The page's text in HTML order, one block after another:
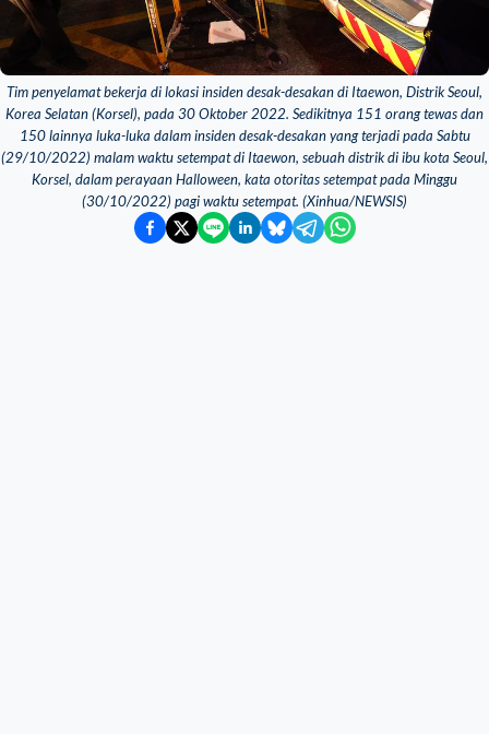
Tim penyelamat bekerja di lokasi insiden desak-desakan di Itaewon, Distrik Seoul,
Korea Selatan (Korsel), pada 30 Oktober 2022. Sedikitnya 151 orang tewas dan
150 lainnya luka-luka dalam insiden desak-desakan yang terjadi pada Sabtu
(29/10/2022) malam waktu setempat di Itaewon, sebuah distrik di ibu kota Seoul,
Korsel, dalam perayaan Halloween, kata otoritas setempat pada Minggu
(30/10/2022) pagi waktu setempat. (Xinhua/NEWSIS)